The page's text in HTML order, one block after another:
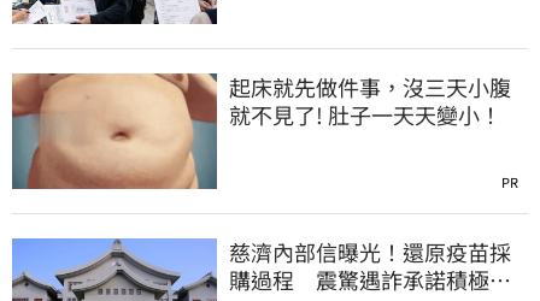
起床就先做件事，沒三天小腹
就不見了! 肚子一天天變小！
PR
慈濟內部信曝光！還原疫苗採
購過程 震驚遇詐承諾積極追